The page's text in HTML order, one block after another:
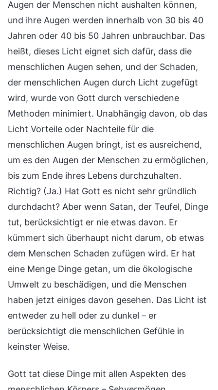
Augen der Menschen nicht aushalten können,
und ihre Augen werden innerhalb von 30 bis 40
Jahren oder 40 bis 50 Jahren unbrauchbar. Das
heißt, dieses Licht eignet sich dafür, dass die
menschlichen Augen sehen, und der Schaden,
der menschlichen Augen durch Licht zugefügt
wird, wurde von Gott durch verschiedene
Methoden minimiert. Unabhängig davon, ob das
Licht Vorteile oder Nachteile für die
menschlichen Augen bringt, ist es ausreichend,
um es den Augen der Menschen zu ermöglichen,
bis zum Ende ihres Lebens durchzuhalten.
Richtig? (Ja.) Hat Gott es nicht sehr gründlich
durchdacht? Aber wenn Satan, der Teufel, Dinge
tut, berücksichtigt er nie etwas davon. Er
kümmert sich überhaupt nicht darum, ob etwas
dem Menschen Schaden zufügen wird. Er hat
eine Menge Dinge getan, um die ökologische
Umwelt zu beschädigen, und die Menschen
haben jetzt einiges davon gesehen. Das Licht ist
entweder zu hell oder zu dunkel – er
berücksichtigt die menschlichen Gefühle in
keinster Weise.
Gott tat diese Dinge mit allen Aspekten des